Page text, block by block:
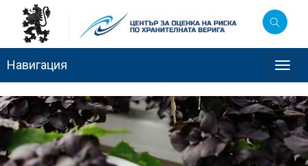
Навигация